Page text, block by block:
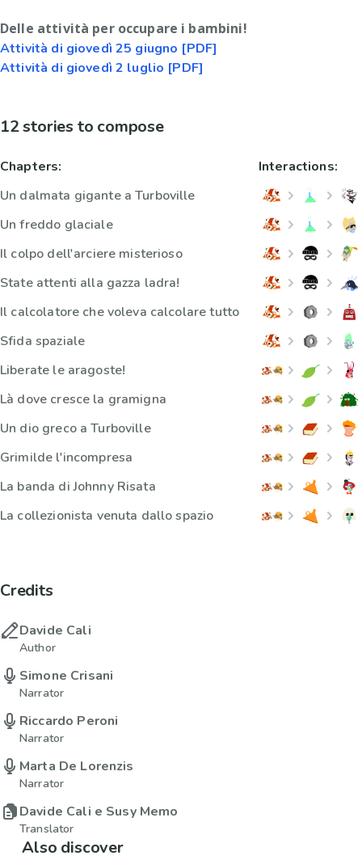
Delle attività per occupare i bambini!
Attività di giovedì 25 giugno [PDF]
Attività di giovedì 2 luglio [PDF]
12 stories to compose
Chapters:
Un dalmata gigante a Turboville
Un freddo glaciale
Il colpo dell'arciere misterioso
State attenti alla gazza ladra!
Il calcolatore che voleva calcolare tutto
Sfida spaziale
Liberate le aragoste!
Là dove cresce la gramigna
Un dio greco a Turboville
Grimilde l'incompresa
La banda di Johnny Risata
La collezionista venuta dallo spazio
Interactions:
Credits
Davide Cali
Author
Simone Crisani
Narrator
Riccardo Peroni
Narrator
Marta De Lorenzis
Narrator
Davide Cali e Susy Memo
Translator
Also discover